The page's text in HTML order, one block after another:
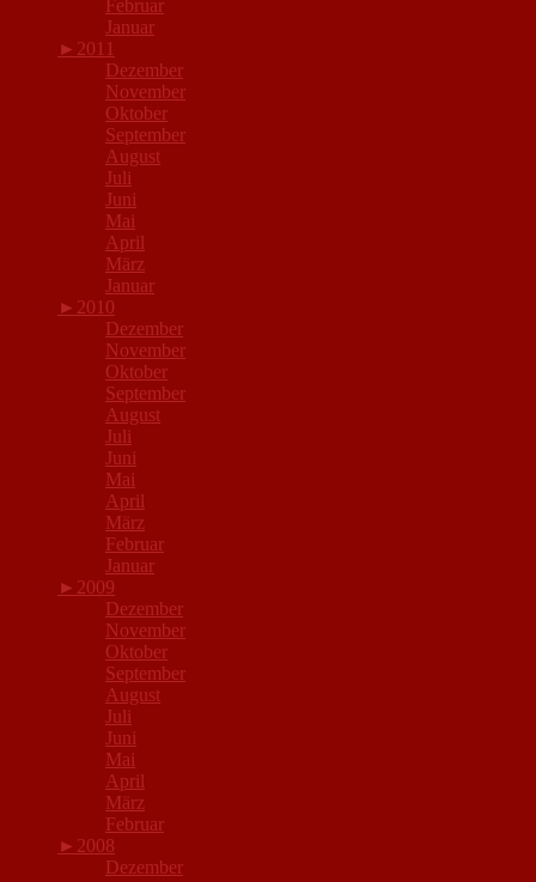
Februar
Januar
► 2011
Dezember
November
Oktober
September
August
Juli
Juni
Mai
April
März
Januar
► 2010
Dezember
November
Oktober
September
August
Juli
Juni
Mai
April
März
Februar
Januar
► 2009
Dezember
November
Oktober
September
August
Juli
Juni
Mai
April
März
Februar
► 2008
Dezember